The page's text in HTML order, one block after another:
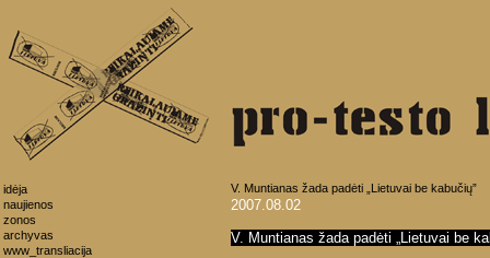
idėja
naujienos
zonos
archyvas
www_transliacija
V. Muntianas žada padėti „Lietuvai be kabučių”
2007.08.02
V. Muntianas žada padėti „Lietuvai be